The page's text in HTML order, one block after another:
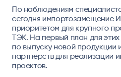
По наблюдениям
сегодня импортозамещение
приоритетом для крупного
ТЭК. На первый план для
по выпуску новой продукции
партнёрств для реализации
проектов.